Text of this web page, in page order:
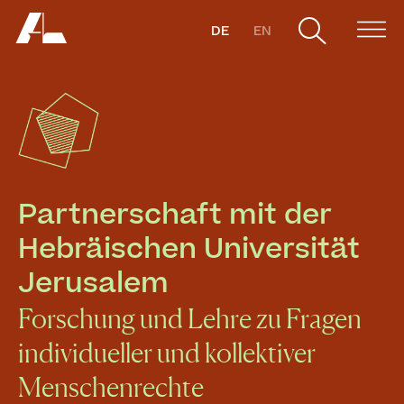
DE EN
Partnerschaft mit der
Hebräischen Universität
Jerusalem
Forschung und Lehre zu Fragen
individueller und kollektiver
Menschenrechte